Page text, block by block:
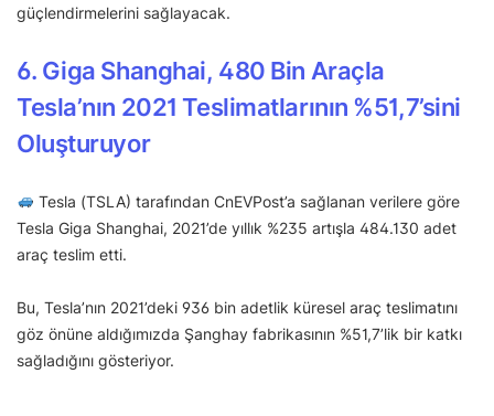
güçlendirmelerini sağlayacak.
6. Giga Shanghai, 480 Bin Araçla
Tesla’nın 2021 Teslimatlarının %51,7’sini
Oluşturuyor
Tesla (TSLA) tarafından CnEVPost’a sağlanan verilere göre
Tesla Giga Shanghai, 2021’de yıllık %235 artışla 484.130 adet
araç teslim etti.
Bu, Tesla’nın 2021’deki 936 bin adetlik küresel araç teslimatını
göz önüne aldığımızda Şanghay fabrikasının %51,7’lik bir katkı
sağladığını gösteriyor.